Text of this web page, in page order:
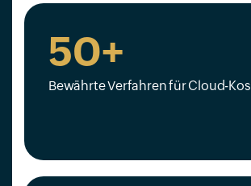
50+
Bewährte Verfahren für Cloud-